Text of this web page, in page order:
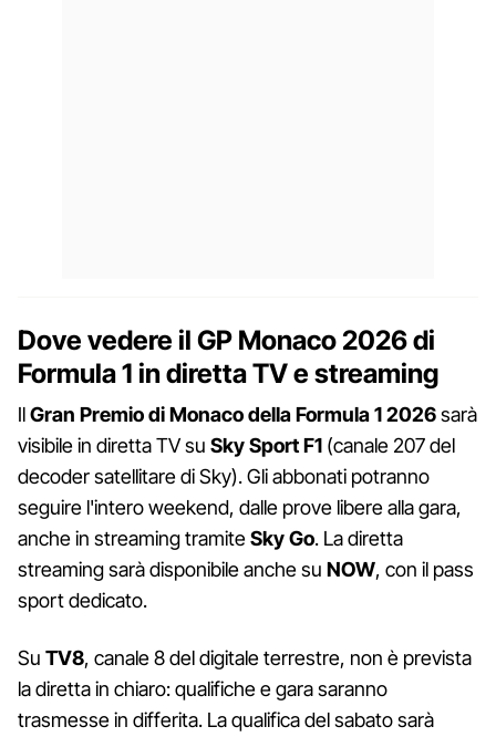
Dove vedere il GP Monaco 2026 di
Formula 1 in diretta TV e streaming
IlGran Premio di Monaco della Formula 1 2026sarà
visibile in diretta TV su Sky Sport F1 (canale 207 del
decoder satellitare di Sky). Gli abbonati potranno
seguire l'intero weekend, dalle prove libere alla gara,
anche in streaming tramiteSky Go. La diretta
streaming sarà disponibile anche su NOW, con il pass
sport dedicato.
Su TV8, canale 8 del digitale terrestre, non è prevista
la diretta in chiaro: qualifiche e gara saranno
trasmesse in differita. La qualifica del sabato sarà